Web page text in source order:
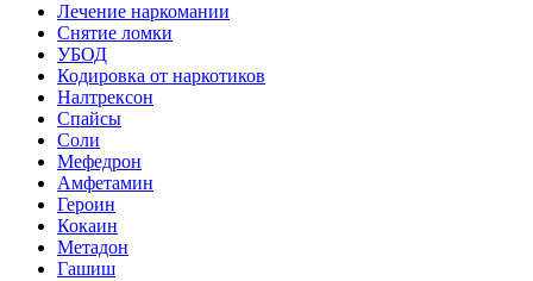
Лечение наркомании
Снятие ломки
УБОД
Кодировка от наркотиков
Налтрексон
Спайсы
Соли
Мефедрон
Амфетамин
Героин
Кокаин
Метадон
Гашиш